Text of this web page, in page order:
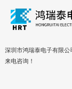
深圳市鸿瑞泰电子有限公
来电咨询！